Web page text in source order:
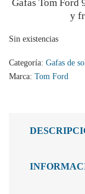
Gafas Tom Ford
y
Sin existencias
Categoría: Gafas de
Marca: Tom Ford